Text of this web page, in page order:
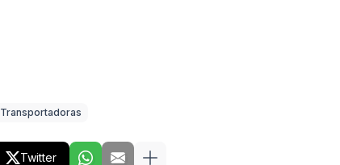
Transportadoras
Twitter